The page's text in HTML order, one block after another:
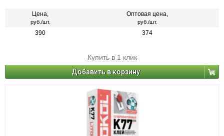
Цена,
руб./шт.
Оптовая цена,
руб./шт.
390 374
Купить в 1 клик
Добавить в корзину